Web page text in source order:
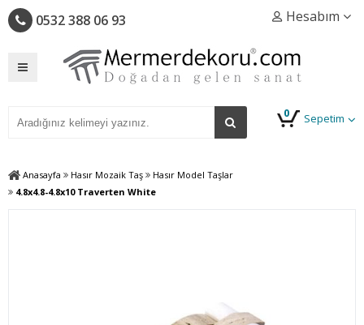
0532 388 06 93 Hesabım
Sepetim
0
Anasayfa Hasır Mozaik Taş
Hasır Model Taşlar
4.8x4.8-4.8x10 Traverten White